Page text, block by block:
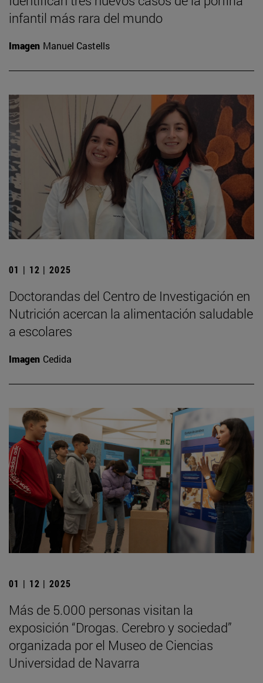
infantil más rara del mundo
Imagen Manuel Castells
01 | 12 | 2025
Doctorandas del Centro de Investigación en
Nutrición acercan la alimentación saludable
a escolares
Imagen Cedida
01 | 12 | 2025
Más de 5.000 personas visitan la
exposición “Drogas. Cerebro y sociedad”
organizada por el Museo de Ciencias
Universidad de Navarra